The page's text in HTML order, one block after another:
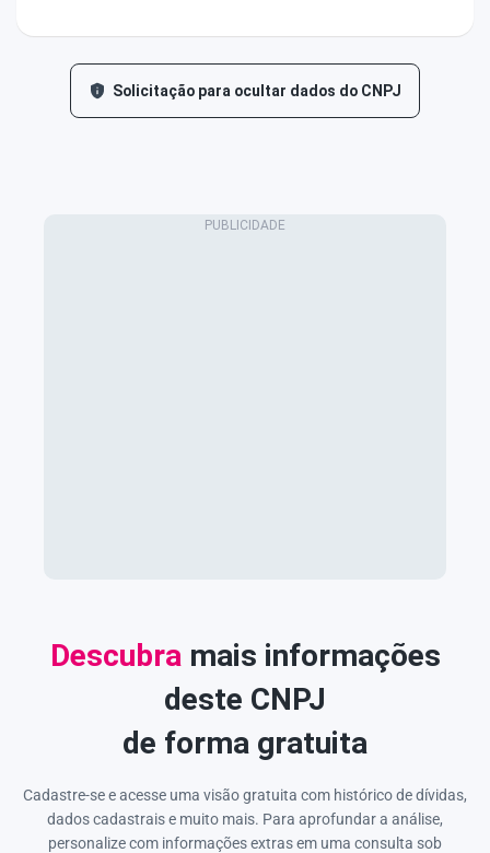
Solicitação para ocultar dados do CNPJ
Descubra mais informações
deste CNPJ
de forma gratuita
Cadastre-se e acesse uma visão gratuita com histórico de dívidas,
dados cadastrais e muito mais. Para aprofundar a análise,
personalize com informações extras em uma consulta sob